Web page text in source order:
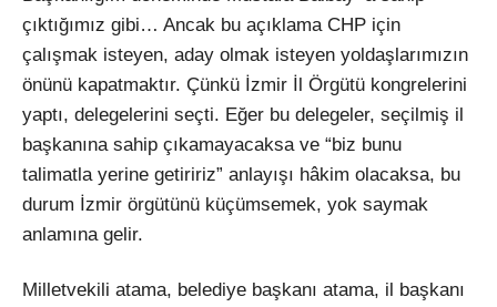
çıktığımız gibi… Ancak bu açıklama CHP için
çalışmak isteyen, aday olmak isteyen yoldaşlarımızın
önünü kapatmaktır. Çünkü İzmir İl Örgütü kongrelerini
yaptı, delegelerini seçti. Eğer bu delegeler, seçilmiş il
başkanına sahip çıkamayacaksa ve “biz bunu
talimatla yerine getiririz” anlayışı hâkim olacaksa, bu
durum İzmir örgütünü küçümsemek, yok saymak
anlamına gelir.
Milletvekili atama, belediye başkanı atama, il başkanı